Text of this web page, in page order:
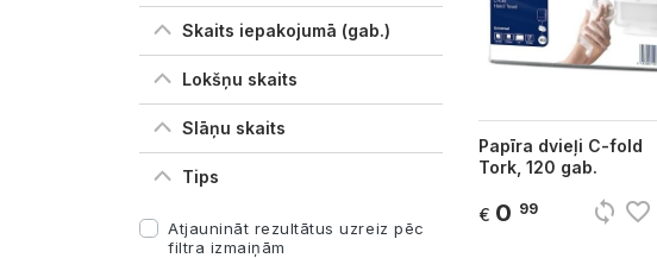
Skaits iepakojumā (gab.)
Lokšņu skaits
Slāņu skaits
Tips
Atjaunināt rezultātus uzreiz pēc
filtra izmaiņām
Papīra dvieļi C-fold
Tork, 120 gab.
€ 0 99 sync favorite_border